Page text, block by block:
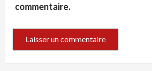
commentaire.